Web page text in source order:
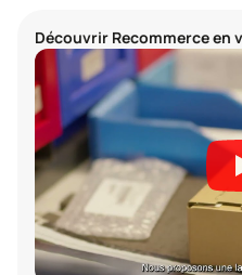
Découvrir Recommerceen